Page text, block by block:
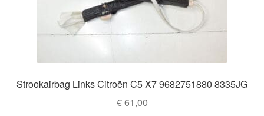
Strookairbag Links Citroën C5 X7 9682751880 8335JG
€61,00